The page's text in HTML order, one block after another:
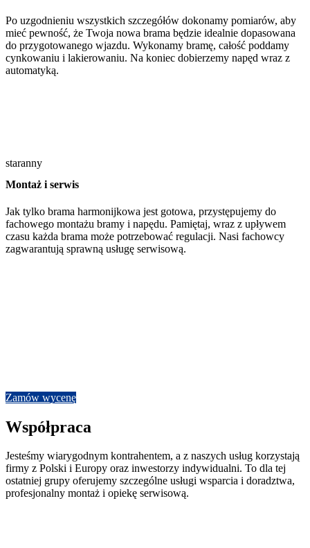
Po uzgodnieniu wszystkich szczegółów dokonamy pomiarów, aby
mieć pewność, że Twoja nowa brama będzie idealnie dopasowana
do przygotowanego wjazdu. Wykonamy bramę, całość poddamy
cynkowaniu i lakierowaniu. Na koniec dobierzemy napęd wraz z
automatyką.
staranny
Montaż i serwis
Jak tylko brama harmonijkowa jest gotowa, przystępujemy do
fachowego montażu bramy i napędu. Pamiętaj, wraz z upływem
czasu każda brama może potrzebować regulacji. Nasi fachowcy
zagwarantują sprawną usługę serwisową.
Zamów wycenę
Współpraca
Jesteśmy wiarygodnym kontrahentem, a z naszych usług korzystają
firmy z Polski i Europy oraz inwestorzy indywidualni. To dla tej
ostatniej grupy oferujemy szczególne usługi wsparcia i doradztwa,
profesjonalny montaż i opiekę serwisową.